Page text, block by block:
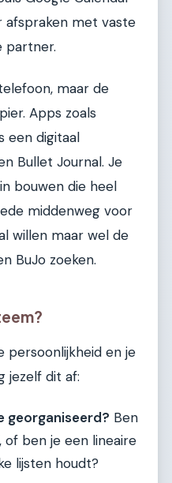
afspraken met vaste
partner.
maar de
Apps zoals
een digitaal
Bullet Journal. Je
bouwen die heel
middenweg voor
willen maar wel de
BuJo zoeken.
persoonlijkheid en je
jezelf dit af:
georganiseerd? Ben
of ben je een lineaire
lijsten houdt?